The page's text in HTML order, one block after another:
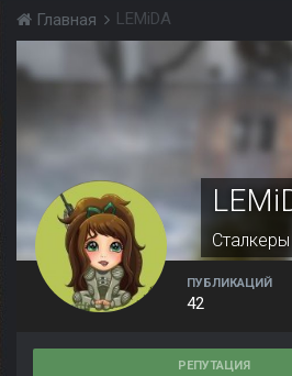
Главная LEMiDA
Сталкеры
ПУБЛИКАЦИЙ
42
РЕПУТАЦИЯ